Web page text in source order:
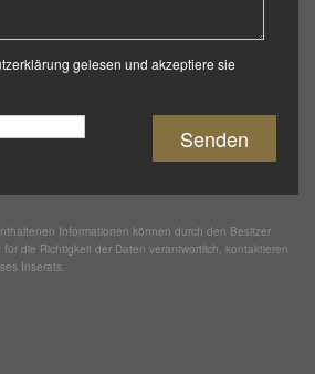
gelesen und akzeptiere sie
Informationen können durch den Besitzer
die Richtigkeit der Daten verantwortlich, kontaktieren
Inserats.